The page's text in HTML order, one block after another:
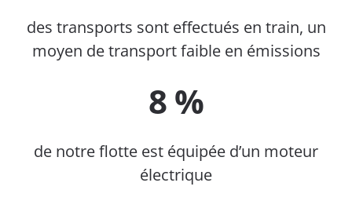
des transports sont effectués en train, un
moyen de transport faible en émissions
8 %
de notre flotte est équipée d’un moteur
électrique